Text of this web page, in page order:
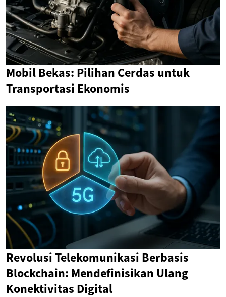
Mobil Bekas: Pilihan Cerdas untuk
Transportasi Ekonomis
Revolusi Telekomunikasi Berbasis
Blockchain: Mendefinisikan Ulang
Konektivitas Digital